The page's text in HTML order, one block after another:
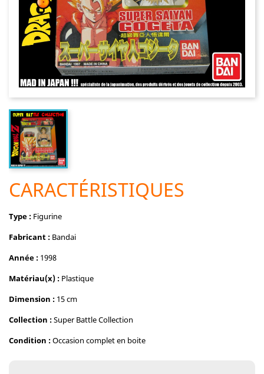
CARACTÉRISTIQUES
Type : Figurine
Fabricant : Bandai
Année : 1998
Matériau(x) : Plastique
Dimension : 15 cm
Collection :Super Battle Collection
Condition :Occasion complet en boite